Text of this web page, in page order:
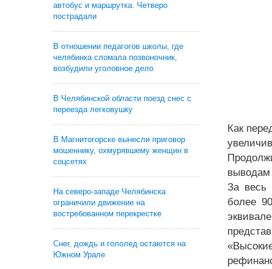
автобус и маршрутка. Четверо
пострадали
В отношении педагогов школы, где
челябинка сломала позвоночник,
возбудили уголовное дело
В Челябинской области поезд снес с
переезда легковушку
В Магнитогорске вынесли приговор
мошеннику, охмурявшему женщин в
соцсетях
На северо-западе Челябинска
ограничили движение на
востребованном перекрестке
Снег, дождь и гололед остаются на
Южном Урале
Как
выводам
За весь
более